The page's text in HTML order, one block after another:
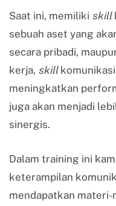
Saat ini, memiliki skill
sebuah aset yang
secara pribadi,
kerja, skillkomunikasi
meningkatkan
juga akan menjadi
sinergis.
Dalam training ini
keterampilan
mendapatkan